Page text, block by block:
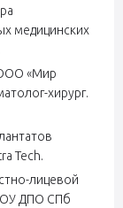
медицинских
ООО «Мир
хирург.
Tech.
лицевой
ДПО СПб